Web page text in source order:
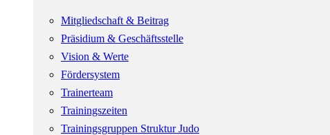
Mitgliedschaft & Beitrag
Präsidium & Geschäftsstelle
Vision & Werte
Fördersystem
Trainerteam
Trainingszeiten
Trainingsgruppen Struktur Judo